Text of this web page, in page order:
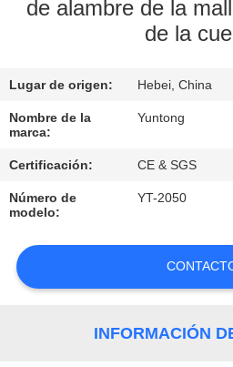
CALIDAD
ÉNTRENOS
EN
CONTACTO
CON
de alambre de la
de la
Lugar de origen: Hebei, China
Nombre de la
marca:
Yuntong
Certificación: CE & SGS
Número de
modelo:
YT-2050
INFORMACIÓN